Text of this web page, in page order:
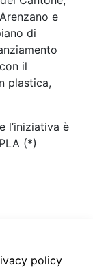
e
di
il
plastica,
l’iniziativa è
(*)
policy